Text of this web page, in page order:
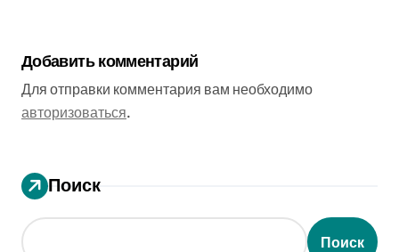
Добавить комментарий
Для отправки комментария вам необходимо
авторизоваться.
Поиск
Поиск